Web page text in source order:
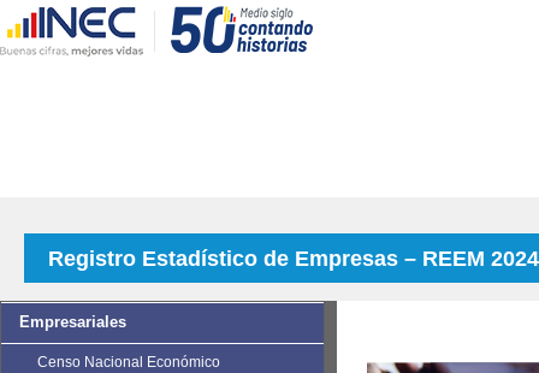
Registro Estadístico de Empresas – REEM
Empresariales
Censo Nacional Económico